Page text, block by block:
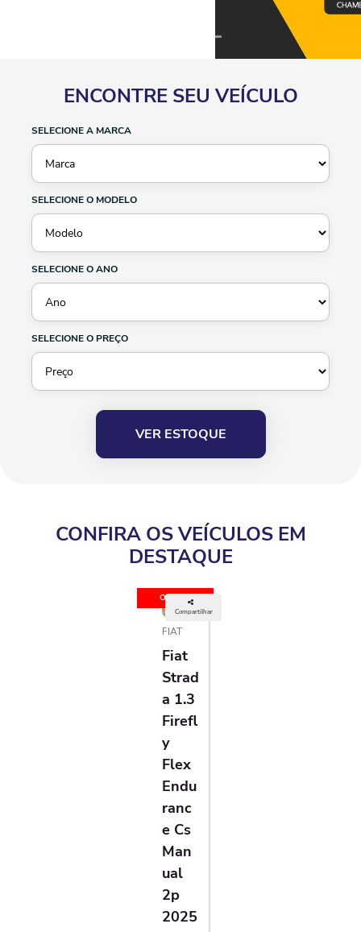
ENCONTRE SEU VEÍCULO
SELECIONE A MARCA
SELECIONE O MODELO
SELECIONE O ANO
SELECIONE O PREÇO
VER ESTOQUE
CONFIRA OS VEÍCULOS EM
DESTAQUE
OFERTA
Compartilhar
FIAT
Fiat
Strad
A 1.3
Firefl
Y
Flex
Endu
Ranc
E Cs
Man
Ual
2p
2025